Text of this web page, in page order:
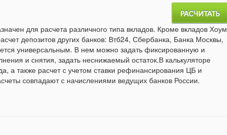
для расчета различного типа вкладов. Кроме вкладов Хоум
депозитов других банков: Втб24, Сбербанка, Банка Москвы,
универсальным. В нем можно задать фиксированную и
и снятия, задать неснижаемый остаток.В калькуляторе
а также расчет с учетом ставки рефинансирования ЦБ и
совпадают с начислениями ведущих банков России.